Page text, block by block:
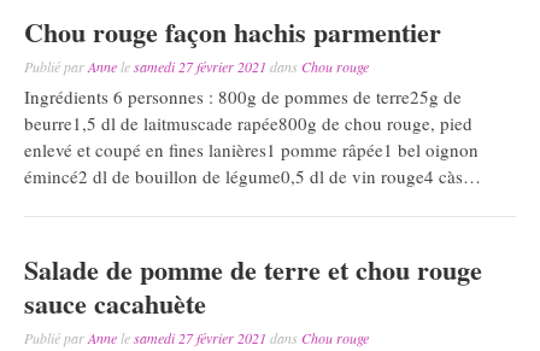
Chou rouge façon hachis parmentier
Publié parAnnelesamedi 27 février 2021 dans Chou rouge
Ingrédients 6 personnes : 800g de pommes de terre25g de
beurre1,5 dl de laitmuscade rapée800g de chou rouge, pied
enlevé et coupé en fines lanières1 pomme râpée1 bel oignon
émincé2 dl de bouillon de légume0,5 dl de vin rouge4 càs…
Salade de pomme de terre et chou rouge
sauce cacahuète
Publié parAnnelesamedi 27 février 2021 dans Chou rouge